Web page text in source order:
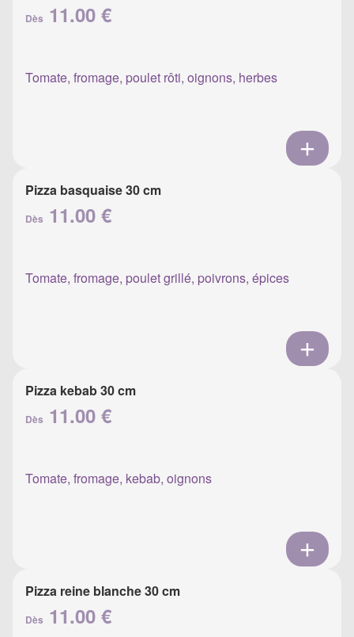
Dès 11.00 €
Tomate, fromage, poulet rôti, oignons, herbes
Pizza basquaise 30 cm
Dès 11.00 €
Tomate, fromage, poulet grillé, poivrons, épices
Pizza kebab 30 cm
Dès 11.00 €
Tomate, fromage, kebab, oignons
Pizza reine blanche 30 cm
Dès 11.00 €